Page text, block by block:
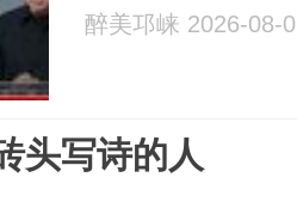
醉美邛崃 2026-08-
头写诗的人